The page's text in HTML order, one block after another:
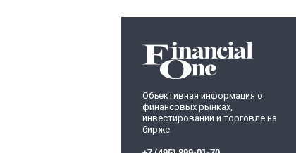
Объективная информация о
финансовых рынках,
инвестировании и торговле на
бирже